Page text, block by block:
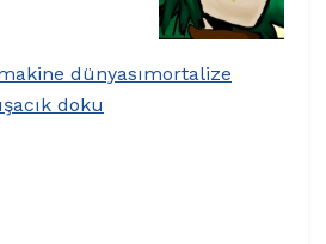
dünyasımortalize
doku